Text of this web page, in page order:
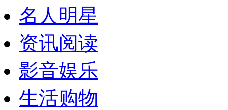
名人明星
资讯阅读
影音娱乐
生活购物